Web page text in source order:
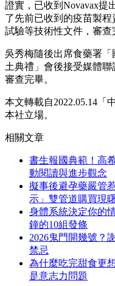
證實，已收到Novavax提
了先前已收到的疫苗製
試驗等技術性文件，審查
吳秀梅隨後出席食藥署
土典禮」會後接受媒體
審查完畢。
本文轉載自2022.05.14「
本社立場。
相關文章
書生報國典範！高
動閱讀與進步觀念
擬事後避孕藥嚴管
示」雙管道購買現
身體系統決定你的
鐘的10組發條
2026鬼門開幾號？
禁忌
為什麼吃完甜食更
是意志力問題